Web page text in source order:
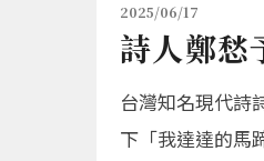
2025/06/17
詩人鄭愁
台灣知名現代詩
下「我達達的馬